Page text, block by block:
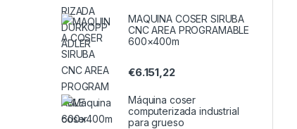
MAQUINA COSER SIRUBA
CNC AREA PROGRAMABLE
600×400m
€6.151,22
Máquina coser
computerizada industrial
para grueso